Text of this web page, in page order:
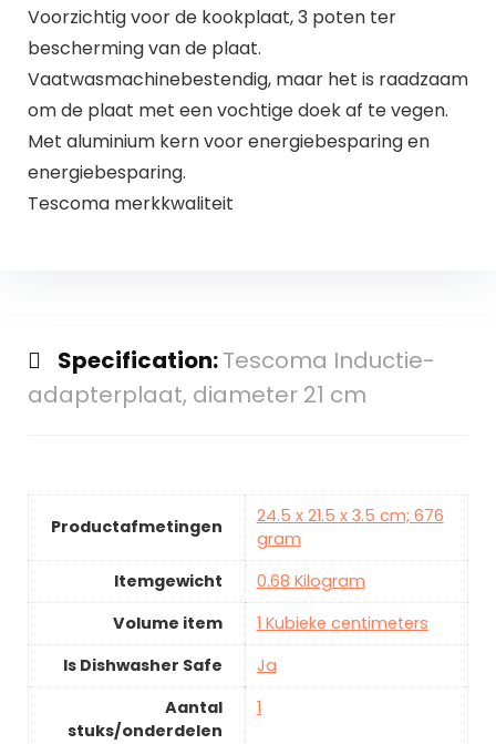
Voorzichtig voor de kookplaat, 3 poten ter
bescherming van de plaat.
Vaatwasmachinebestendig, maar het is raadzaam
om de plaat met een vochtige doek af te vegen.
Met aluminium kern voor energiebesparing en
energiebesparing.
Tescoma merkkwaliteit
Specification:Tescoma Inductie-
adapterplaat, diameter 21 cm
Productafmetingen
24.5 x 21.5 x 3.5 cm; 676
gram
Itemgewicht
0.68 Kilogram
Volume item
1 Kubieke centimeters
Is Dishwasher Safe
Ja
Aantal
stuks/onderdelen
1